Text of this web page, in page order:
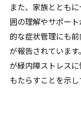
また、家族ととも
囲の理解やサポー
的な症状管理にも
が報告されていま
が緑内障ストレス
もたらすことを示し